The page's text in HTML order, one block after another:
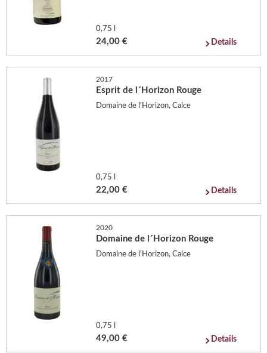
0,75 l
24,00 € Details
2017
Esprit de l´Horizon Rouge
Domaine de l'Horizon, Calce
0,75 l
22,00 € Details
2020
Domaine de l´Horizon Rouge
Domaine de l'Horizon, Calce
0,75 l
49,00 € Details